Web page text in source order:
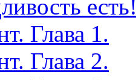
Глава 1.
Глава 2.